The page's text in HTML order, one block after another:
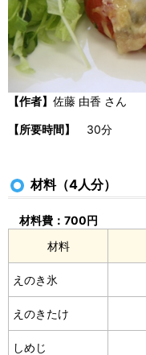
【作者】 佐藤 由香 さん
【所要時間】 30分
材料（4人分）
材料費：700円
材料
えのき氷
えのきたけ
しめじ